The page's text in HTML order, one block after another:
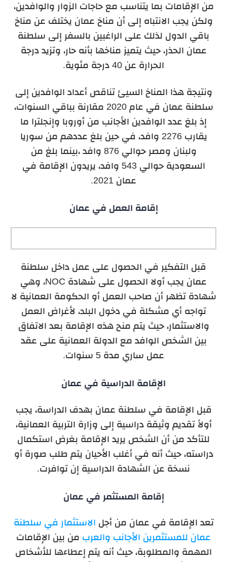
من الإقامات بما يتناسب مع حاجات الزوار والوافدين،
ولكن يجب الانتباه إلى أن مناخ عمان يختلف عن مناخ
باقي الدول لذلك على الراغبين بالسفر إلى سلطنة
عمان الحذر، حيث يتميز مناخها بأنه حار، وتزيد درجة
الحرارة عن 40 درجة مئوية.
ونتيجة هذا المناخ السيئ تناقص أعداد الوافدين إلى
سلطنة عمان في عام 2020 مقارنة بباقي السنوات،
إذ بلغ عدد الوافدين الأجانب من أوروبا وإنجلترا ما
يقارب 2276 وافد، في حين بلغ عددهم من سوريا
ولبنان ومصر حوالي 876 وافد ،بينما بلغ من
السعودية حوالي 543 وافد، يريدون الإقامة في
عمان 2021.
إقامة العمل في عمان
قبل التفكير في الحصول على عمل داخل سلطنة
عمان يجب أولا الحصول على شهادة NOC، وهي
شهادة تظهر أن صاحب العمل أو الحكومة العمانية لا
تواجه أي مشكلة في دخول البلد، لأغراض العمل
والاستثمار، حيث يتم منح هذه الإقامة بعد الاتفاق
بين الشخص الوافد مع الدولة العمانية على عقد
عمل ساري مدة 5 سنوات.
الإقامة الدراسية في عمان
قبل الإقامة في سلطنة عمان بهدف الدراسة، يجب
أولاً تقديم وثيقة دراسية إلى وزارة التربية العمانية،
للتأكد من أن الشخص يريد الإقامة بغرض استكمال
دراسته، حيث أنه في أغلب الأحيان يتم طلب صورة أو
نسخة عن الشهادة الدراسية إن توافرت.
إقامة المستثمر في عمان
تعد الإقامة في عمان من أجل الاستثمار في سلطنة
عمان للمستثمرين الأجانب والعرب من بين الإقامات
المهمة والمطلوبة، حيث أنه يتم إعطاءها للأشخاص